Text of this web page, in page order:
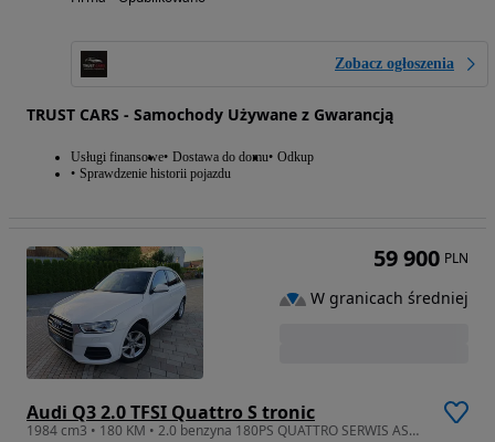
Zobacz ogłoszenia
TRUST CARS - Samochody Używane z Gwarancją
Usługi finansowe Dostawa do domu Odkup
Sprawdzenie historii pojazdu
Audi Q3 2.0 TFSI Quattro S tronic
1984 cm3 • 180 KM • 2.0 benzyna 180PS QUATTRO SERWIS ASO Z Niemiec Opłacony
59 900 PLN
W granicach średniej